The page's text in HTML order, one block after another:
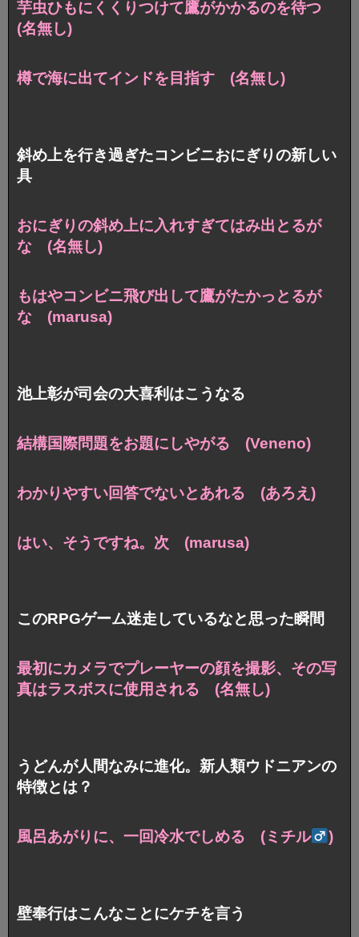
芋虫ひもにくくりつけて鷹がかかるのを待つ
(名無し)
樽で海に出てインドを目指す (名無し)
斜め上を行き過ぎたコンビニおにぎりの新しい
具
おにぎりの斜め上に入れすぎてはみ出とるが
な (名無し)
もはやコンビニ飛び出して鷹がたかっとるが
な (marusa)
池上彰が司会の大喜利はこうなる
結構国際問題をお題にしやがる (Veneno)
わかりやすい回答でないとあれる (あろえ)
はい、そうですね。次 (marusa)
このRPGゲーム迷走しているなと思った瞬間
最初にカメラでプレーヤーの顔を撮影、 その写
真はラスボスに使用される (名無し)
うどんが人間なみに進化。新人類ウドニアンの
特徴とは？
風呂あがりに、一回冷水でしめる (ミチル )
壁奉行はこんなことにケチを言う